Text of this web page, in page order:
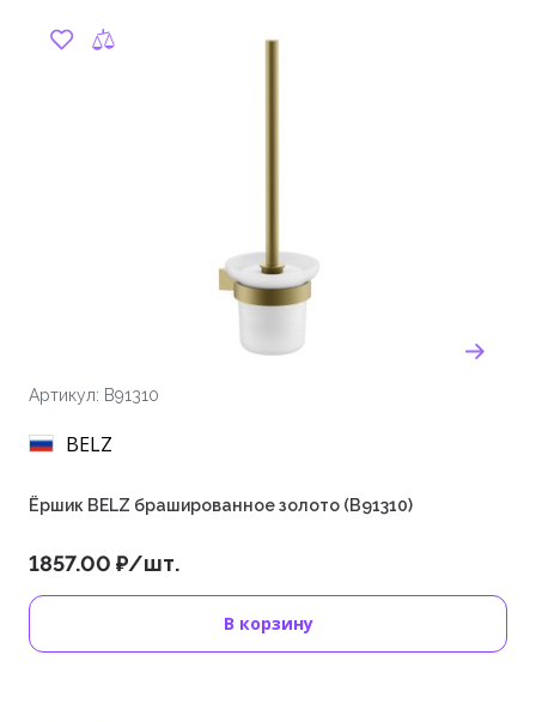
Артикул: B91310
BELZ
Ёршик BELZ брашированное золото (B91310)
1857.00 ₽/шт.
В корзину